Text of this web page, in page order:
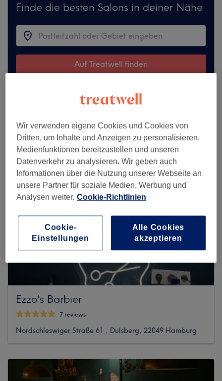
Finde die besten Salons in deiner Nähe
Auf Treatwell finden
Ezzo's Barbier
7 reviews
Nordschleswiger Straße 61 , Dulsberg, 22049 Hamburg
Wir verwenden eigene Cookies und Cookies von
Dritten, um Inhalte und Anzeigen zu personalisieren,
Medienfunktionen bereitzustellen und unseren
Datenverkehr zu analysieren. Wir geben auch
Informationen über die Nutzung unserer Webseite an
unsere Partner für soziale Medien, Werbung und
Analysen weiter. Cookie-Richtlinien
Cookie-
Einstellungen
Alle Cookies
akzeptieren